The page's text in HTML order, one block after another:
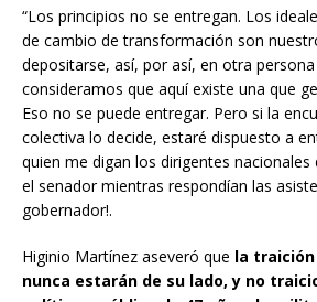
“Los principios no se entregan. Los
de cambio de transformación son
depositarse, así, por así, en otra
consideramos que aquí existe una que
Eso no se puede entregar. Pero si la
colectiva lo decide, estaré dispuesto a
quien me digan los dirigentes nacionales
el senador mientras respondían las
gobernador!.
Higinio Martínez aseveró que la
nunca estarán de su lado, y no